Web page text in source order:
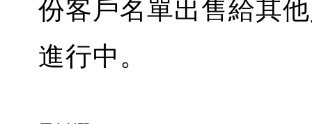
份客戶名單出售給其
進行中。